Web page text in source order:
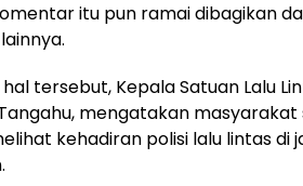
itu pun ramai dibagikan
tersebut, Kepala Satuan Lalu
mengatakan
kehadiran polisi lalu lintas di